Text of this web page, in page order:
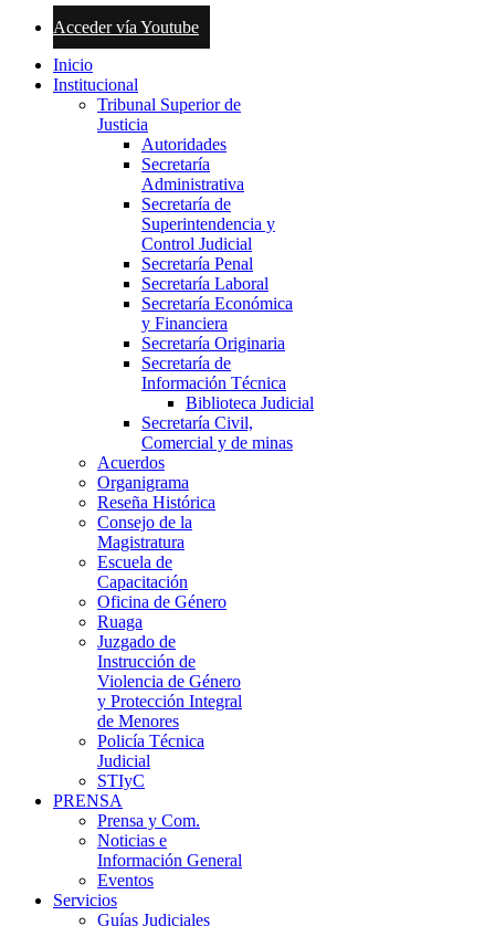
Acceder vía Youtube
Inicio
Institucional
Tribunal Superior de
Justicia
Autoridades
Secretaría
Administrativa
Secretaría de
Superintendencia y
Control Judicial
Secretaría Penal
Secretaría Laboral
Secretaría Económica
y Financiera
Secretaría Originaria
Secretaría de
Información Técnica
Biblioteca Judicial
Secretaría Civil,
Comercial y de minas
Acuerdos
Organigrama
Reseña Histórica
Consejo de la
Magistratura
Escuela de
Capacitación
Oficina de Género
Ruaga
Juzgado de
Instrucción de
Violencia de Género
y Protección Integral
de Menores
Policía Técnica
Judicial
STIyC
PRENSA
Prensa y Com.
Noticias e
Información General
Eventos
Servicios
Guías Judiciales